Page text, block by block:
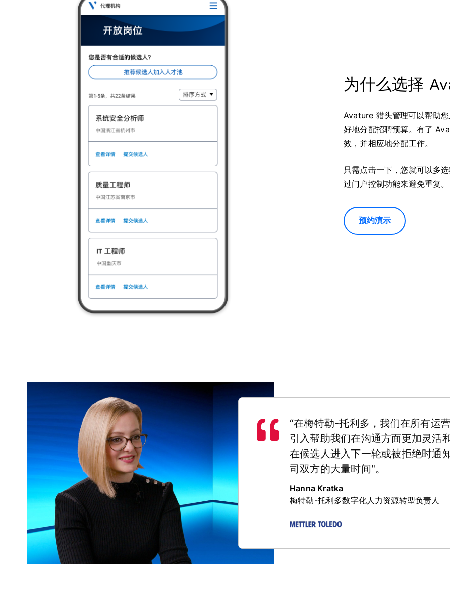
为什么选择
Avature 猎头管理可以帮助
好地分配招聘预算。有了
效，并相应地分配工作。
只需点击一下，您就可以多
过门户控制功能来避免重复。
预约演示
“在梅特勒-托利多，我们在所有运
引入帮助我们在沟通方面更加灵活
在候选人进入下一轮或被拒绝时通
司双方的大量时间"。
Hanna Kratka
梅特勒-托利多数字化人力资源转型负责人